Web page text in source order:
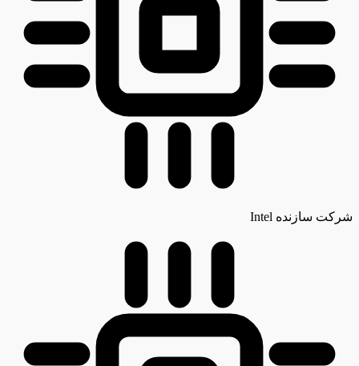
شرکت سازنده Intel